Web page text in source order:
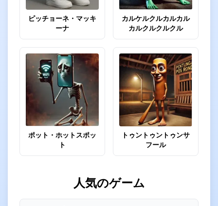
ピッチョーネ・マッキ
ーナ
カルケルクルカルカル
カルクルクルクル
ポット・ホットスポッ
ト
トゥントゥントゥンサ
フール
人気のゲーム